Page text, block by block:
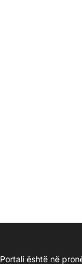
Portali është në